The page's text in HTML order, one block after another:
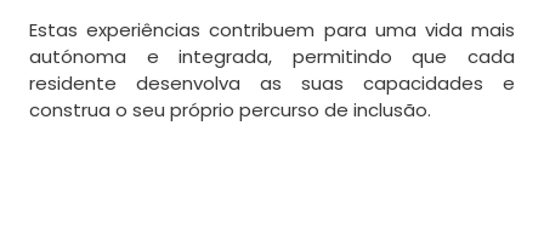
Estas experiências contribuem para uma vida mais
autónoma e integrada, permitindo que cada
residente desenvolva as suas capacidades e
construa o seu próprio percurso de inclusão.